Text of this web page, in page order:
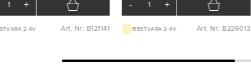
+
2-4V Art. Nr: B121141
- +
BEST.VARA 2-4V Art. Nr: B226013